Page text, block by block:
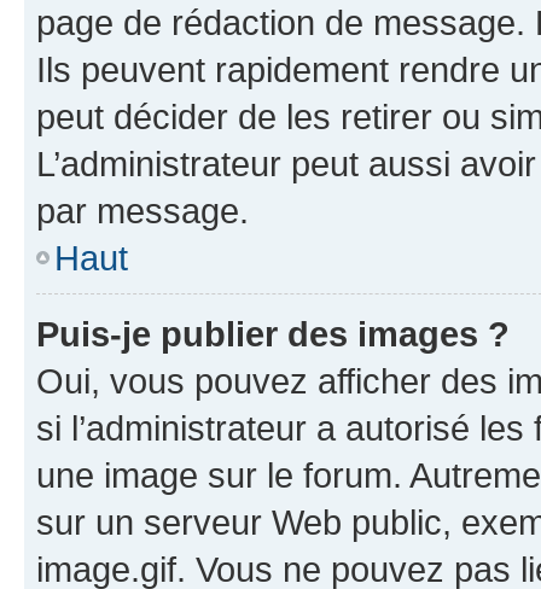
page de rédaction de
Ils peuvent rapidement rendre
peut décider de les retirer ou
L’administrateur peut aussi
par message.
Haut
Puis-je publier des images ?
Oui, vous pouvez afficher des
si l’administrateur a autorisé
une image sur le forum.
sur un serveur Web public,
image.gif. Vous ne pouvez pas